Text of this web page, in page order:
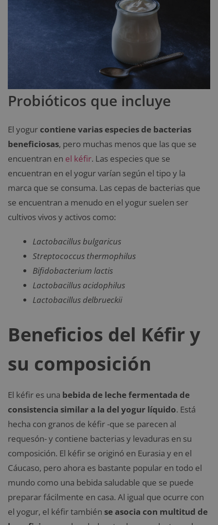
Probióticos que incluye
El yogur contiene varias especies de bacterias
beneficiosas, pero muchas menos que las que se
encuentran en el kéfir. Las especies que se
encuentran en el yogur varían según el tipo y la
marca que se consuma. Las cepas de bacterias que
se encuentran a menudo en el yogur suelen ser
cultivos vivos y activos como:
Lactobacillus bulgaricus
Streptococcus thermophilus
Bifidobacterium lactis
Lactobacillus acidophilus
Lactobacillus delbrueckii
Beneficios del Kéfir y
su composición
El kéfir es una bebida de leche fermentada de
consistencia similar a la del yogur líquido. Está
hecha con granos de kéfir -que se parecen al
requesón- y contiene bacterias y levaduras en su
composición. El kéfir se originó en Eurasia y en el
Cáucaso, pero ahora es bastante popular en todo el
mundo como una bebida saludable que se puede
preparar fácilmente en casa. Al igual que ocurre con
el yogur, el kéfir también se asocia con multitud de